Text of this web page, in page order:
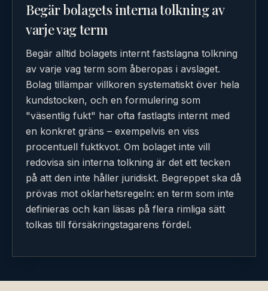
Begär bolagets interna tolkning av
varje vag term
Begär alltid bolagets internt fastslagna tolkning
av varje vag term som åberopas i avslaget.
Bolag tillämpar villkoren systematiskt över hela
kundstocken, och en formulering som
"väsentlig fukt" har ofta fastlagts internt med
en konkret gräns – exempelvis en viss
procentuell fuktkvot. Om bolaget inte vill
redovisa sin interna tolkning är det ett tecken
på att den inte håller juridiskt. Begreppet ska då
prövas mot oklarhetsregeln: en term som inte
definieras och kan läsas på flera rimliga sätt
tolkas till försäkringstagarens fördel.